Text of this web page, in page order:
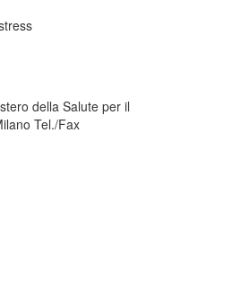
della Salute per il
Tel./Fax